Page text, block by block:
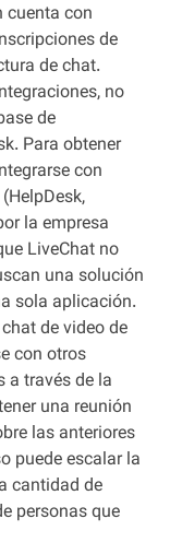
con
de
de chat.
no
de
Para obtener
con
la empresa
LiveChat no
una solución
sola aplicación.
de video de
con otros
a través de la
una reunión
las anteriores
puede escalar la
cantidad de
personas que